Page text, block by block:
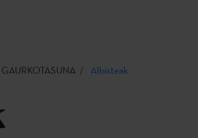
GAURKOTASUNA Albisteak